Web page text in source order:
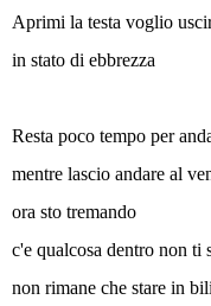
Aprimi la testa voglio
in stato di ebbrezza
Resta poco tempo per
mentre lascio andare al
ora sto tremando
c'e qualcosa dentro non ti
non rimane che stare in